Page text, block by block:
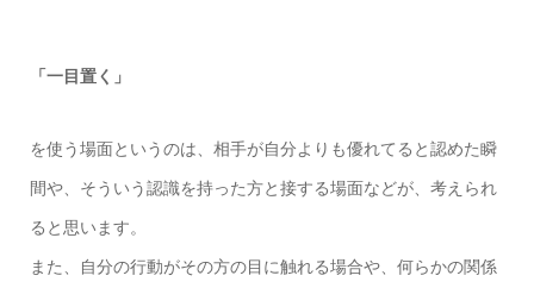
「一目置く」
を使う場面というのは、相手が自分よりも優れてると認めた瞬
間や、そういう認識を持った方と接する場面などが、考えられ
ると思います。
また、自分の行動がその方の目に触れる場合や、何らかの関係